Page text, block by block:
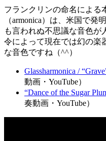
フランクリンの命名による
（armonica）は、米国で発
も言われぬ不思議な音色が
令によって現在では幻の楽
な音色ですね（^^）
Glassharmonica /
動画・YouTube）
“Dance of the Sugar
奏動画・YouTube）